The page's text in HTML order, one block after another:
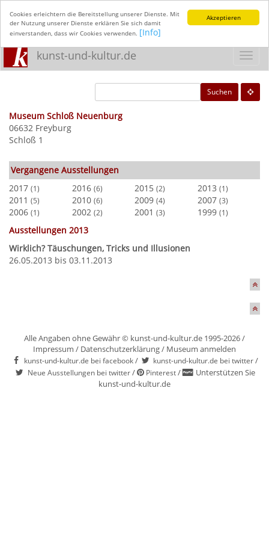
Akzeptieren
Cookies erleichtern die Bereitstellung unserer Dienste. Mit
der Nutzung unserer Dienste erklären Sie sich damit
einverstanden, dass wir Cookies verwenden. [Info]
kunst-und-kultur.de
Suchen
Museum Schloß Neuenburg
06632 Freyburg
Schloß 1
Vergangene Ausstellungen
2017 (1) 2016 (6) 2015 (2) 2013 (1)
2011 (5) 2010 (6) 2009 (4) 2007 (3)
2006 (1) 2002 (2) 2001 (3) 1999 (1)
Ausstellungen 2013
Wirklich? Täuschungen, Tricks und Illusionen
26.05.2013 bis 03.11.2013
Alle Angaben ohne Gewähr © kunst-und-kultur.de 1995-2026 /
Impressum / Datenschutzerklärung/ Museum anmelden
kunst-und-kultur.de bei facebook/ kunst-und-kultur.de bei twitter/
Neue Ausstellungen bei twitter/ Pinterest/
Unterstützen Sie
kunst-und-kultur.de